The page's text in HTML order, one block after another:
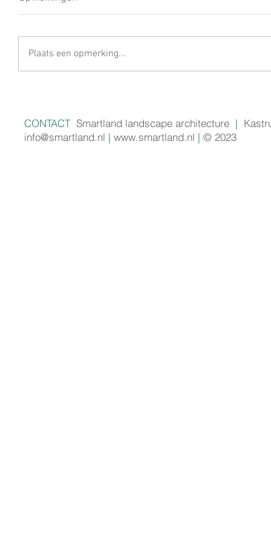
Plaats een opmerking...
CONTACTSmartland landscape architecture |
info@smartland.nl | www.smartland.nl | © 2023